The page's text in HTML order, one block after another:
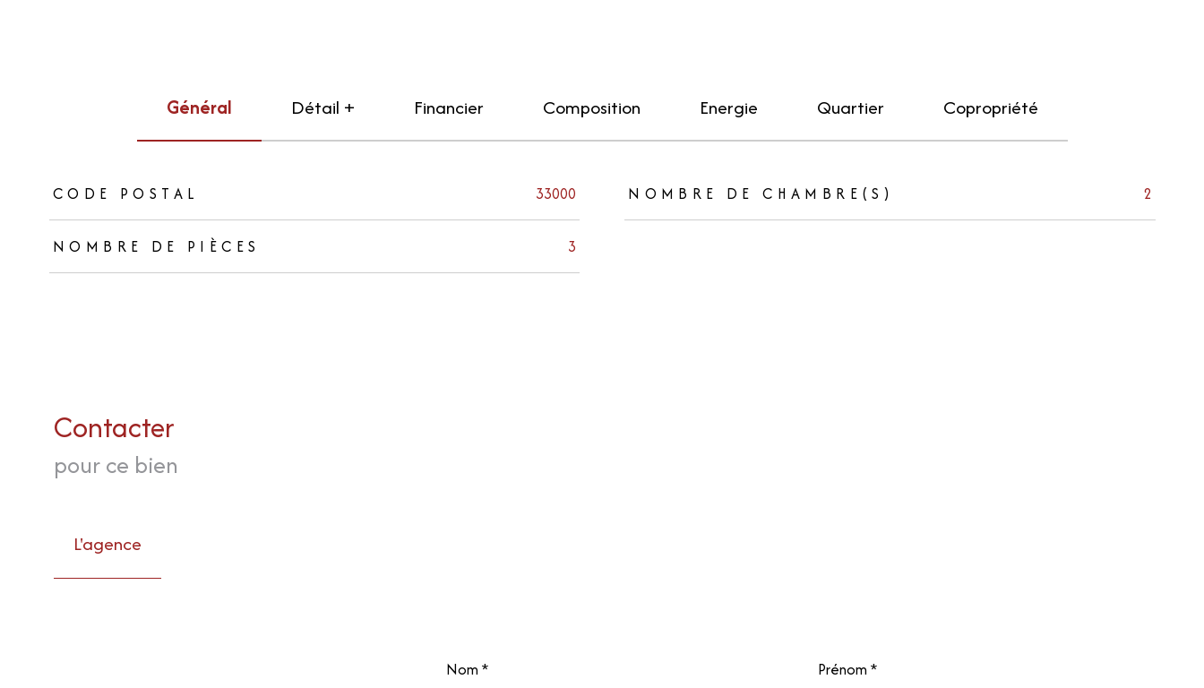
Général Détail + Financier Composition Energie Quartier Copropriété
TRAD_ZEPHYR_Caracteristique
CODE POSTAL 33000 NOMBRE DE CHAMBRE(S) 2
NOMBRE DE PIÈCES 3
Contacter
pour ce bien
L'agence
* *